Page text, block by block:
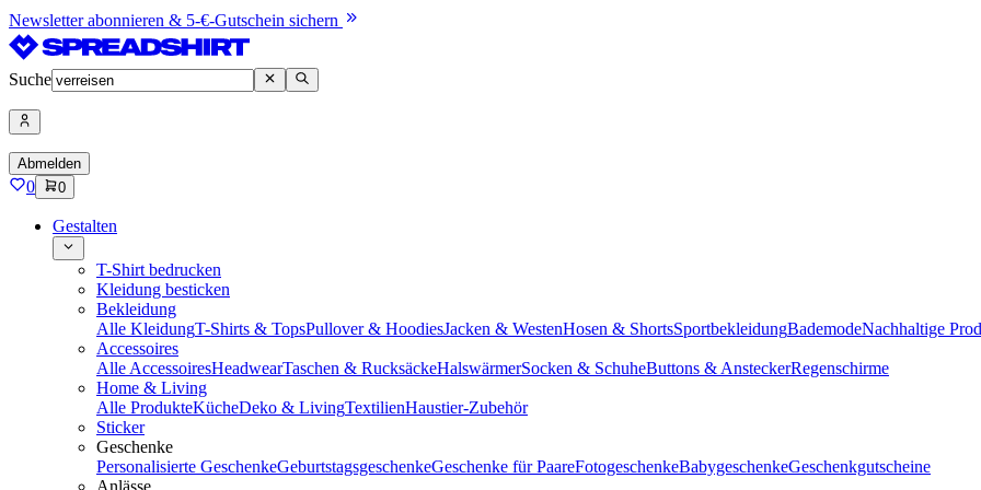
Newsletter abonnieren & 5-€-Gutschein sichern
Suche
Abmelden
0 0
Gestalten
T-Shirt bedrucken
Kleidung besticken
Bekleidung
Alle KleidungT-Shirts & TopsPullover & HoodiesJacken & WestenHosen & ShortsSportbekleidungBademodeNachhaltige
Accessoires
Alle AccessoiresHeadwearTaschen & RucksäckeHalswärmerSocken & SchuheButtons & AnsteckerRegenschirme
Home & Living
Alle ProdukteKücheDeko & LivingTextilienHaustier-Zubehör
Sticker
Geschenke
Personalisierte GeschenkeGeburtstagsgeschenkeGeschenke für PaareFotogeschenkeBabygeschenkeGeschenkgutscheine